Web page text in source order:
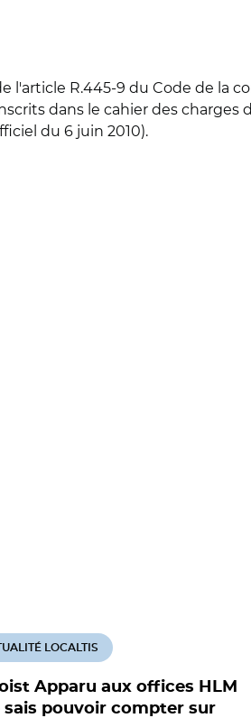
l'article R.445-9 du Code de la
dans le cahier des
du 6 juin 2010).
Apparu aux offices HLM
sais pouvoir compter sur
LOCALTIS